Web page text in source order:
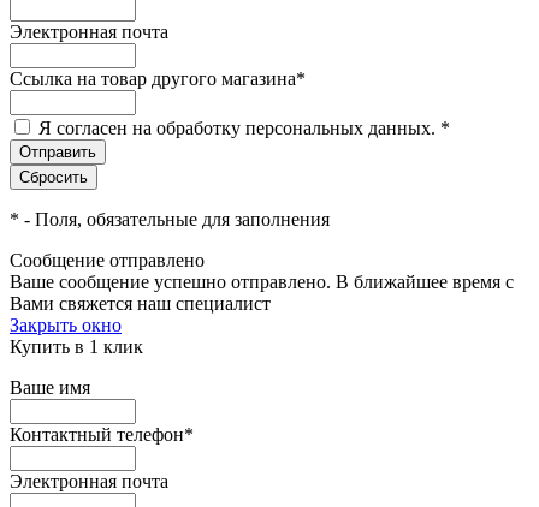
Электронная почта
Ссылка на товар другого магазина*
Я согласен на обработку персональных данных. *
* - Поля, обязательные для заполнения
Сообщение отправлено
Ваше сообщение успешно отправлено. В ближайшее время с
Вами свяжется наш специалист
Закрыть окно
Купить в 1 клик
Ваше имя
Контактный телефон*
Электронная почта